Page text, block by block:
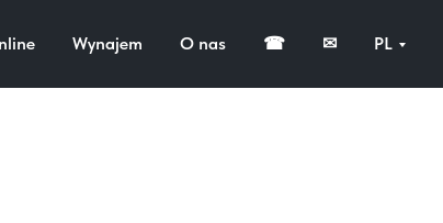
Wynajem O nas ☎ ✉ PL